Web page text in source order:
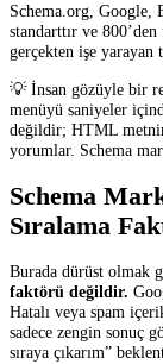
Schema.org,
standarttır ve
gerçekten işe yarayan
💡 İnsan gözüyle bir
menüyü saniyeler
değildir; HTML
yorumlar. Schema
Schema
Sıralama
Burada dürüst olmak
faktörü değildir.
Hatalı veya spam
sadece zengin sonuç
sıraya çıkarım”